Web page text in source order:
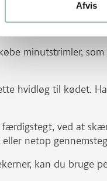
Afvis
minutstrimler på ca.
fra gris,
minutstrimler,
hvidløg til kødet.
ved at
netop
kan du bruge